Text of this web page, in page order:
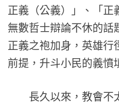
正義（公義）」、「正
無數哲士辯論不休的話
正義之袍加身，英雄行
前提，升斗小民的義憤
長久以來，教會不